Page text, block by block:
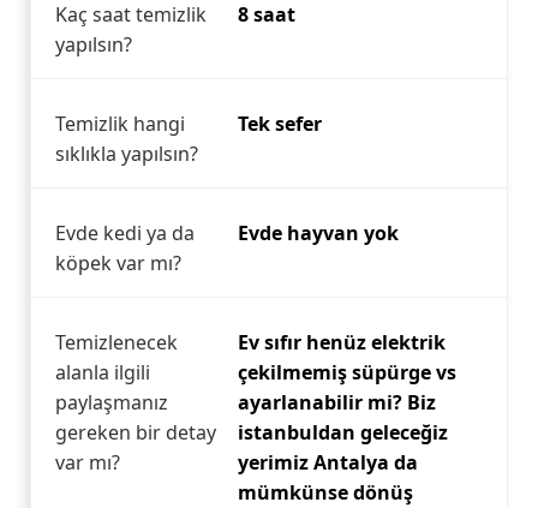
Kaç saat temizlik
yapılsın?
8 saat
Temizlik hangi
sıklıkla yapılsın?
Tek sefer
Evde kedi ya da
köpek var mı?
Evde hayvan yok
Temizlenecek
alanla ilgili
paylaşmanız
gereken bir detay
var mı?
Ev sıfır henüz elektrik
çekilmemiş süpürge vs
ayarlanabilir mi? Biz
istanbuldan geleceğiz
yerimiz Antalya da
mümkünse dönüş